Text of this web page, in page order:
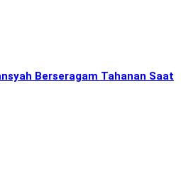
Berseragam Tahanan Saat